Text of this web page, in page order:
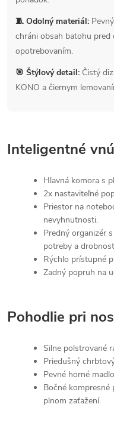
🧵 Odolný materiál:
chráni obsah batohu pred
opotrebovaním.
🎯 Štýlový detail: Čistý
KONO a čiernym
Inteligentné
Hlavná komora s
2x nastaviteľné
Priestor na
nevyhnutnosti.
Predný organizér
potreby a
Rýchlo prístupné
Zadný popruh na
Pohodlie pri
Silne polstrované
Priedušný
Pevné horné
Bočné
plnom zaťažení.